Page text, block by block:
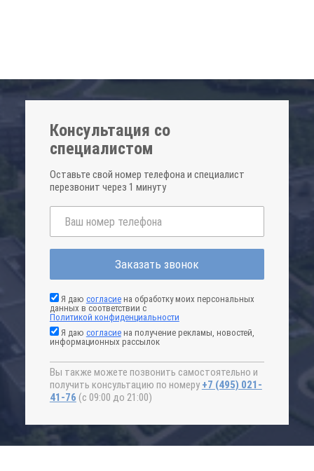
Консультация со
специалистом
Оставьте свой номер телефона и специалист
перезвонит через 1 минуту
Заказать звонок
Я даю согласиена обработку моих персональных
данных в соответствии с
Политикой конфиденциальности
Я даю согласиена получение рекламы, новостей,
информационных рассылок
Вы также можете позвонить самостоятельно и
получить консультацию по номеру +7 (495) 021-
41-76 (с 09:00 до 21:00)